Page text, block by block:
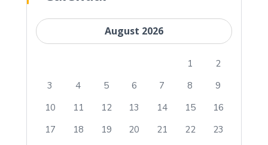
August 2026
1
2
3
4 5 6 7 8
9
10
11 12 13 14 15
16
17
18 19 20 21 22
23